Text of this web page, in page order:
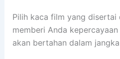
Pilih kaca film yang disertai
memberi Anda
akan bertahan dalam